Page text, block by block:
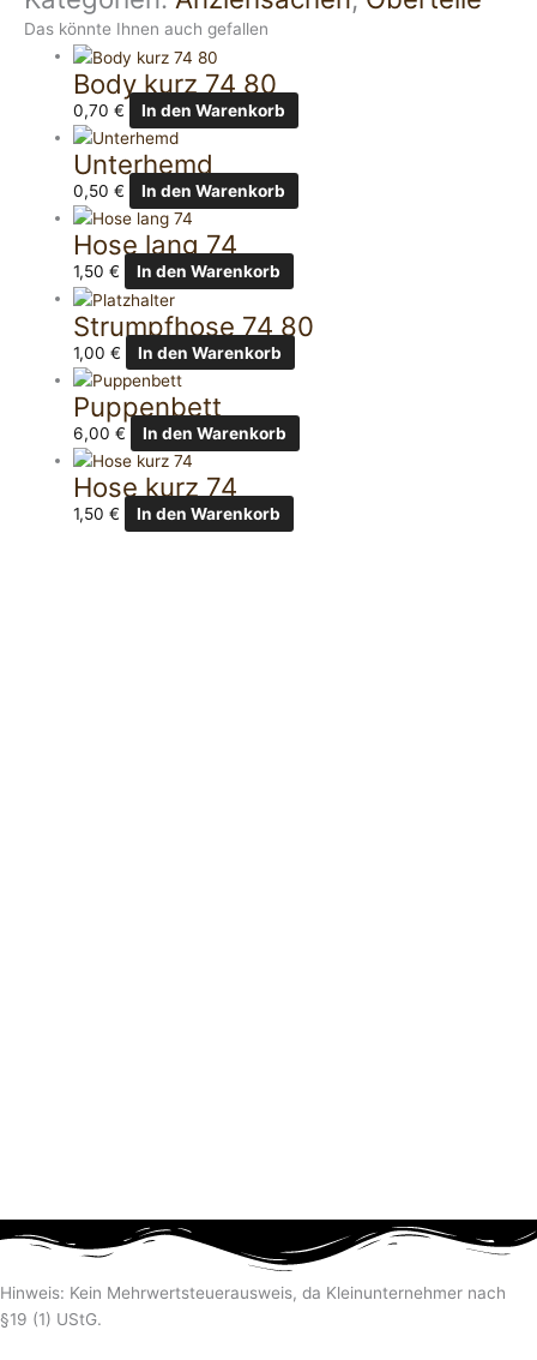
Das könnte Ihnen auch gefallen
Body kurz 74 80
0,70€ In den Warenkorb
Unterhemd
0,50€ In den Warenkorb
Hose lang 74
1,50€ In den Warenkorb
Strumpfhose 74 80
1,00€ In den Warenkorb
Puppenbett
6,00€ In den Warenkorb
Hose kurz 74
1,50€ In den Warenkorb
Hinweis: Kein Mehrwertsteuerausweis, da Kleinunternehmer nach
§19 (1) UStG.